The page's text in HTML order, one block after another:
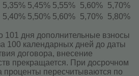
5,35% 5,45% 5,55% 5,60% 5,70%
5,40% 5,50% 5,60% 5,70% 5,80%
101 дня дополнительные взносы
100 календарных дней до даты
договора, внесение
прекращается. При досрочном
проценты пересчитываются по